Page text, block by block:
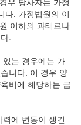
다. 가정법원의 이
이하의 과태료나
.
는 경우에는 가
니다. 이 경우 양
비에 해당하는 금
에 변동이 생긴